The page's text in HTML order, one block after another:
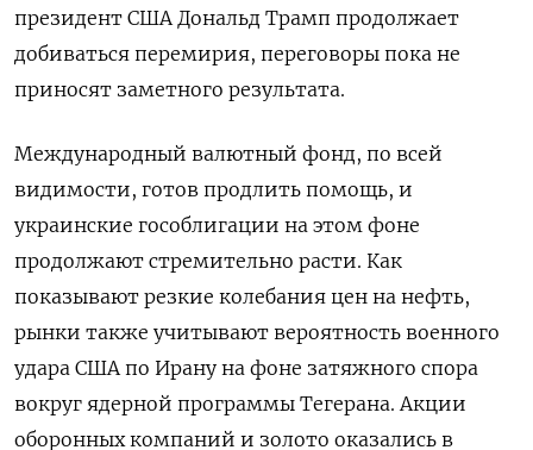
президент США Дональд Трамп продолжает
‌добиваться перемирия, переговоры пока не
приносят заметного результата.
Международный валютный фонд, по всей
видимости, готов продлить помощь, и
украинские гособлигации на этом фоне
продолжают стремительно расти. Как
показывают резкие колебания цен на нефть,
рынки ​также учитывают вероятность военного
удара США по Ирану на фоне затяжного спора
вокруг ядерной программы Тегерана. Акции
оборонных компаний и золото оказались в